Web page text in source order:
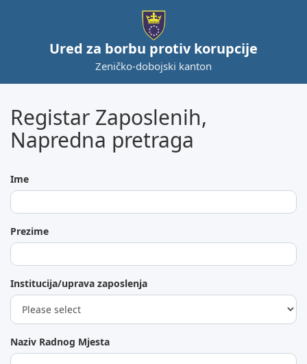
Ured za borbu protiv korupcije
Zeničko-dobojski kanton
Registar Zaposlenih,
Napredna pretraga
Ime
Prezime
Institucija/uprava zaposlenja
Naziv Radnog Mjesta